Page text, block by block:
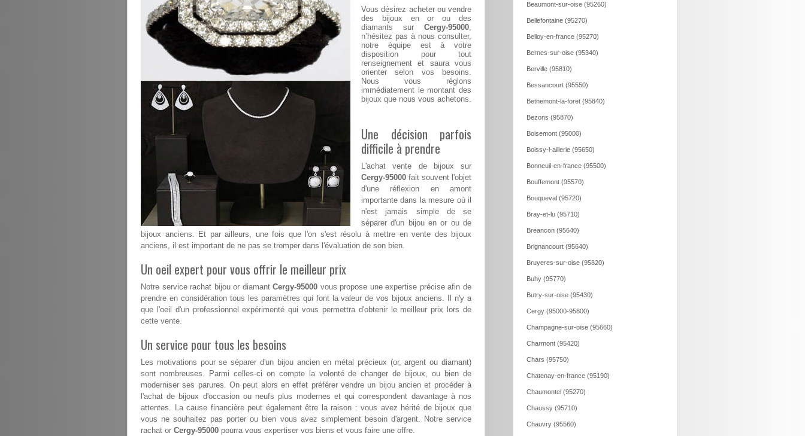
Vous désirez acheter ou vendre
des bijoux en or ou des
diamants sur Cergy-95000,
n’hésitez pas à nous consulter,
notre équipe est à votre
disposition pour tout
renseignement et saura vous
orienter selon vos besoins.
Nous vous réglons
immédiatement le montant des
bijoux que nous vous achetons.
Une décision parfois
difficile à prendre
L'achat vente de bijoux sur
Cergy-95000 fait souvent l'objet
d'une réflexion en amont
importante dans la mesure où il
n'est jamais simple de se
séparer d'un bijou en or ou de
bijoux anciens. Et par ailleurs, une fois que l'on s'est résolu à mettre en vente des bijoux
anciens, il est important de ne pas se tromper dans l'évaluation de son bien.
Un oeil expert pour vous offrir le meilleur prix
Notre service rachat bijou or diamantCergy-95000 vous propose une expertise précise afin de
prendre en considération tous les paramètres qui font la valeur de vos bijoux anciens. Il n'y a
que l'oeil d'un professionnel expérimenté qui vous permettra d'obtenir le meilleur prix lors de
cette vente.
Un service pour tous les besoins
Les motivations pour se séparer d'un bijou ancien en métal précieux (or, argent ou diamant)
sont nombreuses. Parmi celles-ci on compte la volonté de changer de bijoux, ou bien de
moderniser ses parures. On peut alors en effet préférer vendre un bijou ancien et procéder à
l'achat de bijoux d'occasion ou neufs plus modernes et qui correspondent davantage à nos
attentes. La cause financière peut également être la raison : vous avez hérité de bijoux que
vous ne souhaitez pas porter ou bien vous avez simplement besoin d'argent. Notre service
rachat or Cergy-95000 pourra vous expertiser vos biens et vous faire une offre.
Beaumont-sur-oise (95260)
Bellefontaine (95270)
Belloy-en-france (95270)
Bernes-sur-oise (95340)
Berville (95810)
Bessancourt (95550)
Bethemont-la-foret (95840)
Bezons (95870)
Boisemont (95000)
Boissy-l-aillerie (95650)
Bonneuil-en-france (95500)
Bouffemont (95570)
Bouqueval (95720)
Bray-et-lu (95710)
Breancon (95640)
Brignancourt (95640)
Bruyeres-sur-oise (95820)
Buhy (95770)
Butry-sur-oise (95430)
Cergy (95000-95800)
Champagne-sur-oise (95660)
Charmont (95420)
Chars (95750)
Chatenay-en-france (95190)
Chaumontel (95270)
Chaussy (95710)
Chauvry (95560)